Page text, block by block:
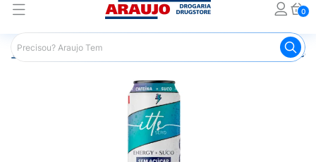
0
Araujo Mercado